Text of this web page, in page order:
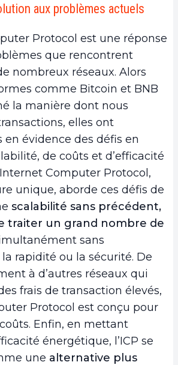
aux problèmes actuels
Protocol est une réponse
que rencontrent
nombreux réseaux. Alors
comme Bitcoin et BNB
la manière dont nous
elles ont
évidence des défis en
de coûts et d’efficacité
Computer Protocol,
unique, aborde ces défis de
scalabilité sans précédent,
traiter un grand nombre de
sans
rapidité ou la sécurité. De
à d’autres réseaux qui
frais de transaction élevés,
Protocol est conçu pour
Enfin, en mettant
énergétique, l’ICP se
une alternative plus